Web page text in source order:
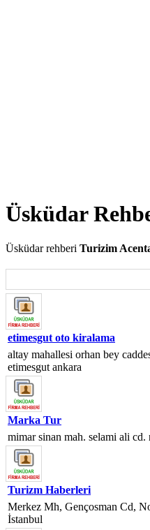
Üsküdar
Üsküdar rehberi Turizim
etimesgut oto kiralama
altay mahallesi orhan bey
etimesgut ankara
Marka Tur
mimar sinan mah. selami ali cd.
Turizm Haberleri
Merkez Mh, Gençosman Cd,
İstanbul